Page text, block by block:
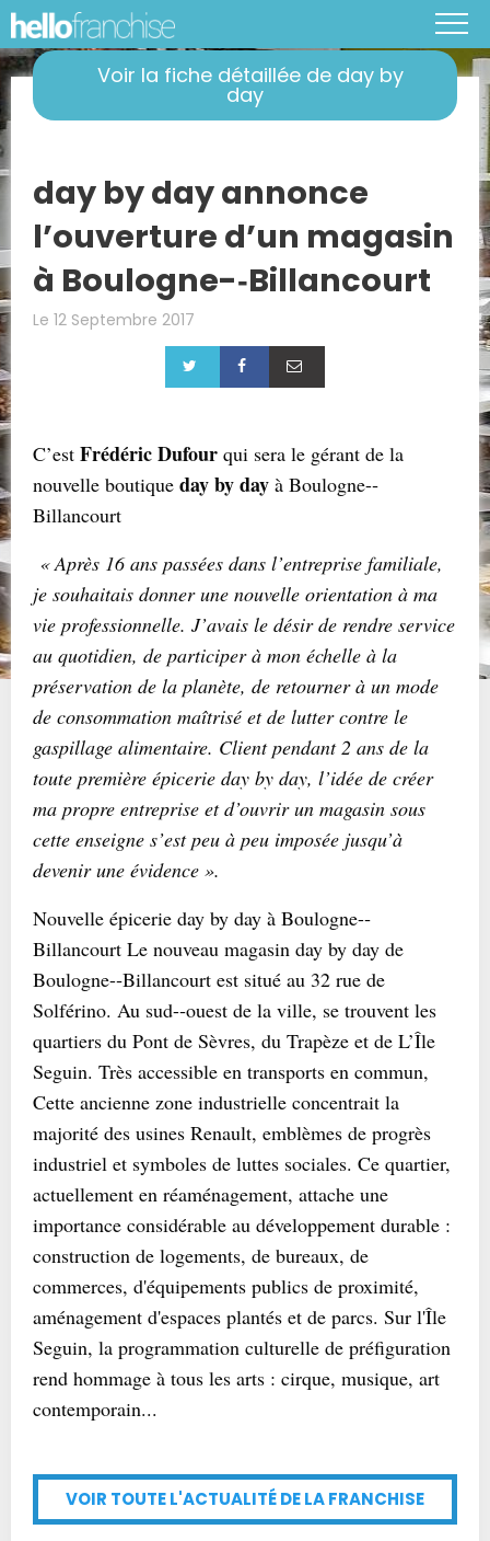
Voir la fiche détaillée de day by
day
day by day annonce
l’ouverture d’un magasin
à Boulogne-­‐Billancourt
Le 12 Septembre 2017
C’est Frédéric Dufour qui sera le gérant de la
nouvelle boutique day by day à Boulogne-­‐
Billancourt
« Après 16 ans passées dans l’entreprise familiale,
je souhaitais donner une nouvelle orientation à ma
vie professionnelle. J’avais le désir de rendre service
au quotidien, de participer à mon échelle à la
préservation de la planète, de retourner à un mode
de consommation maîtrisé et de lutter contre le
gaspillage alimentaire. Client pendant 2 ans de la
toute première épicerie day by day, l’idée de créer
ma propre entreprise et d’ouvrir un magasin sous
cette enseigne s’est peu à peu imposée jusqu’à
devenir une évidence ».
Nouvelle épicerie day by day à Boulogne-­‐
Billancourt Le nouveau magasin day by day de
Boulogne-­‐Billancourt est situé au 32 rue de
Solférino. Au sud-­‐ouest de la ville, se trouvent les
quartiers du Pont de Sèvres, du Trapèze et de L’Île
Seguin. Très accessible en transports en commun,
Cette ancienne zone industrielle concentrait la
majorité des usines Renault, emblèmes de progrès
industriel et symboles de luttes sociales. Ce quartier,
actuellement en réaménagement, attache une
importance considérable au développement durable :
construction de logements, de bureaux, de
commerces, d'équipements publics de proximité,
aménagement d'espaces plantés et de parcs. Sur l'Île
Seguin, la programmation culturelle de préfiguration
rend hommage à tous les arts : cirque, musique, art
contemporain...
VOIR TOUTE L'ACTUALITÉ DE LA FRANCHISE